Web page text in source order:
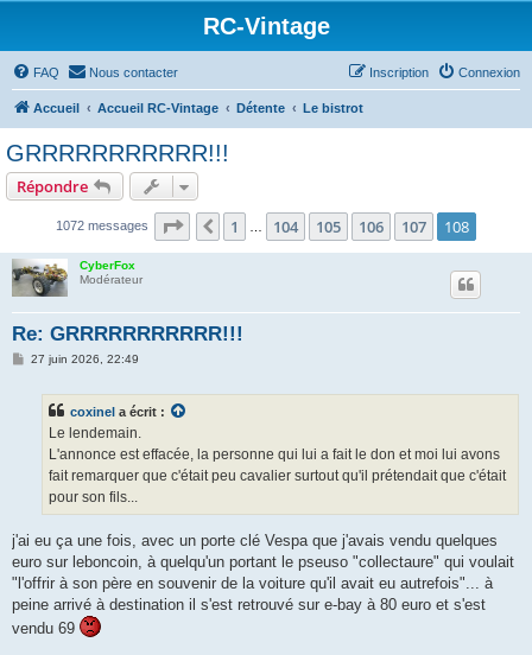
RC-Vintage
FAQ Nous contacter Connexion
Inscription
Accueil Accueil RC-Vintage Détente Le bistrot
GRRRRRRRRRRR!!!
Répondre
1072 messages Page 108 sur108
Précédent
1 104 105 106 107 108
CyberFox
Modérateur
Re: GRRRRRRRRRRR!!!
M27 juin 2026, 22:49
coxinel a écrit :
Le lendemain.
L'annonce est effacée, la personne qui lui a fait le don et moi lui avons
fait remarquer que c'était peu cavalier surtout qu'il prétendait que c'était
pour son fils...
j'ai eu ça une fois, avec un porte clé Vespa que j'avais vendu quelques
euro sur leboncoin, à quelqu'un portant le pseuso "collectaure" qui voulait
"l'offrir à son père en souvenir de la voiture qu'il avait eu autrefois"... à
peine arrivé à destination il s'est retrouvé sur e-bay à 80 euro et s'est
vendu 69